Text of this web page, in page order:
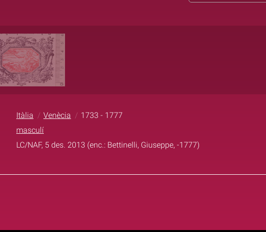
Itàlia Venècia
1733 - 1777
masculí
LC/NAF, 5 des. 2013 (enc.: Bettinelli, Giuseppe, -1777)